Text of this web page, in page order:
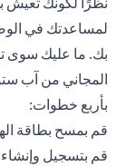
لمساعدتك في
بك. ما عليك سوى
المجاني من آب
بأربع خطوات:
قم بمسح بطاقة
قم بتسجيل